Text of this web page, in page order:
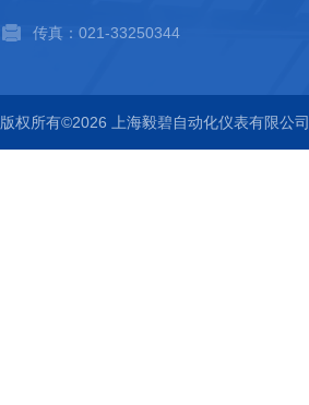
传真：021-33250344
版权所有©2026 上海毅碧自动化仪表有限公